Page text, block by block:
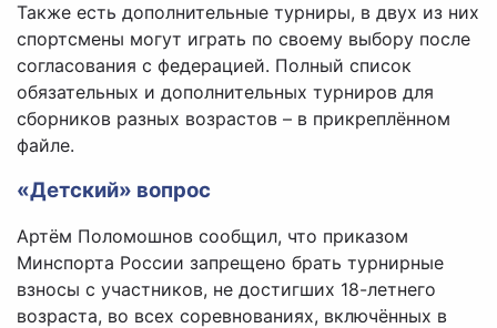
Также есть дополнительные турниры, в двух из них
спортсмены могут играть по своему выбору после
согласования с федерацией. Полный список
обязательных и дополнительных турниров для
сборников разных возрастов – в прикреплённом
файле.
«Детский» вопрос
Артём Поломошнов сообщил, что приказом
Минспорта России запрещено брать турнирные
взносы с участников, не достигших 18-летнего
возраста, во всех соревнованиях, включённых в